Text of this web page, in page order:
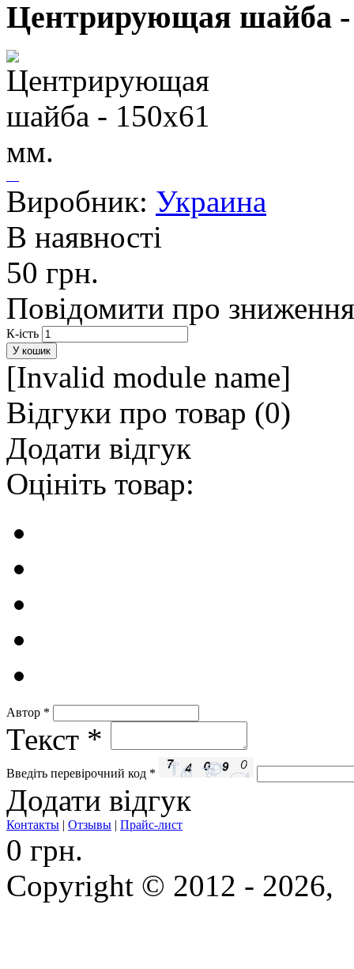
Центрирующая шайба -
Виробник: Украина
В наявності
50 грн.
Повідомити про
К-ість
[Invalid module name]
Відгуки про товар (0)
Додати відгук
Оцініть товар:
Автор *
Текст *
Введіть перевірочний код *
Додати відгук
Контакты | Отзывы | Прайс-лист
0 грн.
Copyright © 2012 - 2026,